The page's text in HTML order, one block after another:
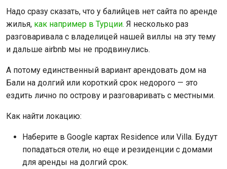
Надо сразу сказать, что у балийцев нет сайта по аренде
жилья, как например в Турции. Я несколько раз
разговаривала с владелицей нашей виллы на эту тему
и дальше airbnb мы не продвинулись.
А потому единственный вариант арендовать дом на
Бали на долгий или короткий срок недорого — это
ездить лично по острову и разговаривать с местными.
Как найти локацию:
Наберите в Google картах Residence или Villa. Будут
попадаться отели, но еще и резиденции с домами
для аренды на долгий срок.